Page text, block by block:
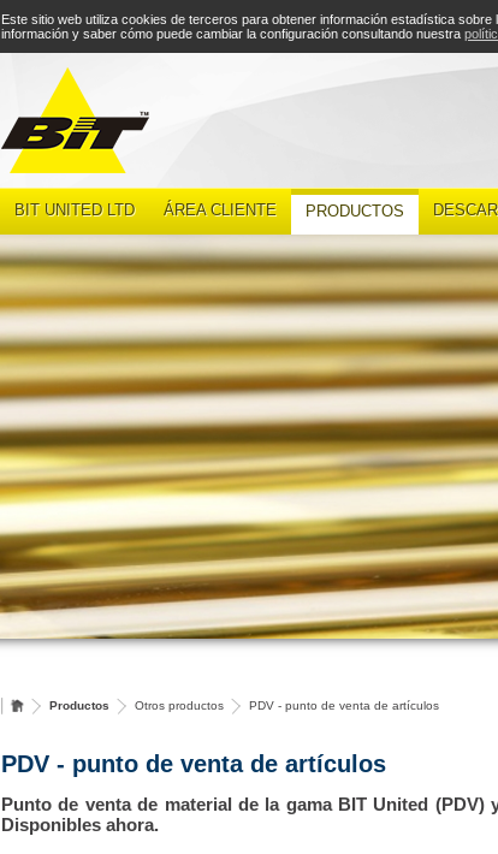
BIT UNITED LTD ÁREA CLIENTE PRODUCTOS
Productos Otros productos PDV - punto de venta de artículos
PDV - punto de venta de artículos
Punto de venta de material de la gama BIT United
Disponibles ahora.
Este sitio web utiliza cookies de terceros para obtener información estadística
información y saber cómo puede cambiar la configuración consultando nuestra